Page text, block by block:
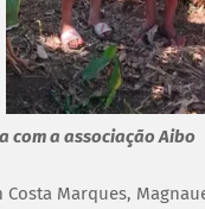
com a associação Aibo
Costa Marques,